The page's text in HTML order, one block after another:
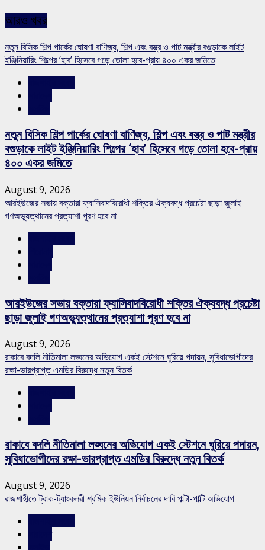
আরও খবর
নতুন বিসিক শিল্প পার্কের ঘোষণা বাণিজ্য, শিল্প এবং বস্ত্র ও পাট মন্ত্রীর বগুড়াকে লাইট
ইঞ্জিনিয়ারিং শিল্পের ‘হাব’ হিসেবে গড়ে তোলা হবে-প্রায় ৪০০ একর জমিতে
নতুন বিসিক শিল্প পার্কের ঘোষণা বাণিজ্য, শিল্প এবং বস্ত্র ও পাট মন্ত্রীর
বগুড়াকে লাইট ইঞ্জিনিয়ারিং শিল্পের ‘হাব’ হিসেবে গড়ে তোলা হবে-প্রায়
৪০০ একর জমিতে
August 9, 2026
আরইউজের সভায় বক্তারা ফ্যাসিবাদবিরোধী শক্তির ঐক্যবদ্ধ প্রচেষ্টা ছাড়া জুলাই
গণঅভ্যুত্থানের প্রত্যাশা পূরণ হবে না
আরইউজের সভায় বক্তারা ফ্যাসিবাদবিরোধী শক্তির ঐক্যবদ্ধ প্রচেষ্টা
ছাড়া জুলাই গণঅভ্যুত্থানের প্রত্যাশা পূরণ হবে না
August 9, 2026
রাকাবে বদলি নীতিমালা লঙ্ঘনের অভিযোগ একই স্টেশনে ঘুরিয়ে পদায়ন, সুবিধাভোগীদের
রক্ষা-ভারপ্রাপ্ত এমডির বিরুদ্ধে নতুন বিতর্ক
রাকাবে বদলি নীতিমালা লঙ্ঘনের অভিযোগ একই স্টেশনে ঘুরিয়ে পদায়ন,
সুবিধাভোগীদের রক্ষা-ভারপ্রাপ্ত এমডির বিরুদ্ধে নতুন বিতর্ক
August 9, 2026
রাজশাহীতে ট্রাক-ট্যাংকলরী শ্রমিক ইউনিয়ন নির্বাচনের দাবি পাল্টা-পাল্টি অভিযোগ